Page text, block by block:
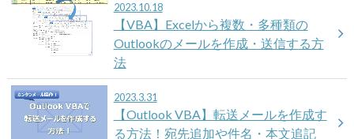
2023.10.18
【VBA】Excelから複数・多種類の
Outlookのメールを作成・送信する方
法
2023.3.31
【Outlook VBA】転送メールを作成す
る方法！宛先追加や件名・本文追記